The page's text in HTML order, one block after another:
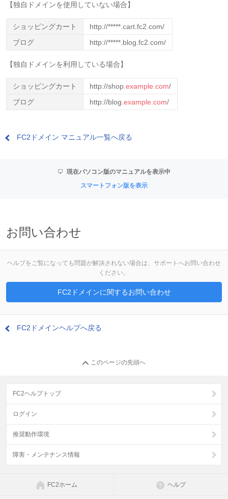
【独自ドメインを使用していない場合】
ショッピングカート
http://*****.cart.fc2.com/
ブログ
http://*****.blog.fc2.com/
【独自ドメインを利用している場合】
ショッピングカート http://shop. example.com/
ブログ
http://blog. example.com/
FC2ドメイン マニュアル一覧へ戻る
現在パソコン版のマニュアルを表示中
スマートフォン版を表示
お問い合わせ
ヘルプをご覧になっても問題が解決されない場合は、サポートへお問い合わせ
ください。
FC2ドメインに関するお問い合わせ
FC2ドメインヘルプへ戻る
このページの先頭へ
FC2ヘルプトップ
ログイン
推奨動作環境
障害・メンテナンス情報
FC2ホーム ヘルプ